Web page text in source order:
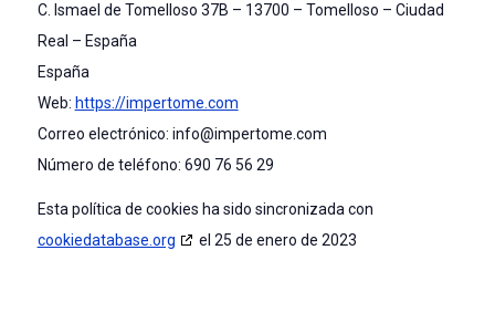
C. Ismael de Tomelloso 37B – 13700 – Tomelloso – Ciudad
Real – España
España
Web: https://impertome.com
Correo electrónico: moc.emotrepmi@ofni
Número de teléfono: 690 76 56 29
Esta política de cookies ha sido sincronizada con
cookiedatabase.org
el 25 de enero de 2023